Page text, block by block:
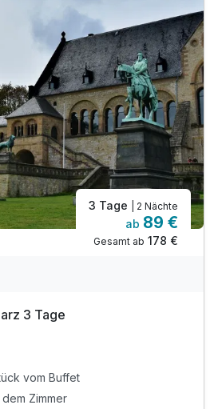
im gesamten Harz
Eintritt in
im Rahmen der Kur-Taxe
3 Tage | 2 Nächte
ab 89 €
Gesamt ab 178 €
3 Tage
vom Buffet
Zimmer